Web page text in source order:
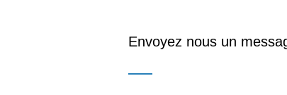
Envoyez nous un